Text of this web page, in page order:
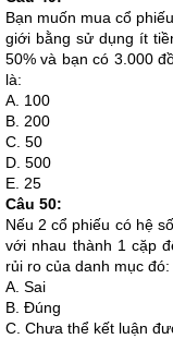
Bạn muốn mua cổ
giới bằng sử dụng ít
50% và bạn có 3.000
là:
A. 100
B. 200
C. 50
D. 500
E. 25
Câu 50:
Nếu 2 cổ phiếu có hệ
với nhau thành 1 cặp
rủi ro của danh mục đó:
A. Sai
B. Đúng
C. Chưa thể kết luận